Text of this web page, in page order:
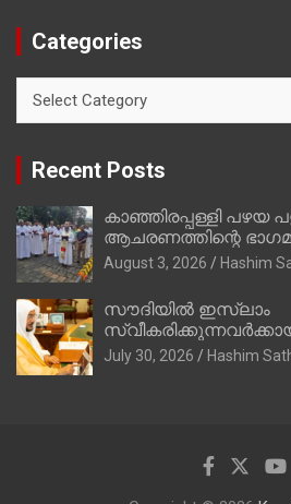
Categories
Recent Posts
കാഞ്ഞിരപ്പള്ളി പഴയ
ആചരണത്തിന്റെ
കാൽനാട്ട് കർമ്മം ആർച്ച്
റവ.ഫാ. കുര്യൻ
August 3, 2026 Hashim
സൗദിയില്‍ ഇസ്‌ലാം
ഡിജിറ്റല്‍ കാര്‍ഡ്
July 30, 2026 Hashim